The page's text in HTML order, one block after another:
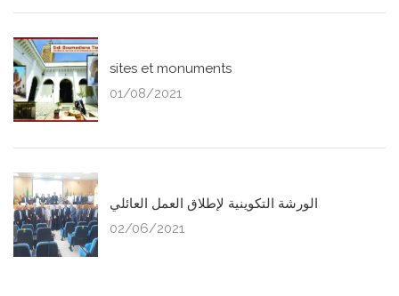
sites et monuments
01/08/2021
الورشة التكوينية لإطلاق العمل العائلي
02/06/2021